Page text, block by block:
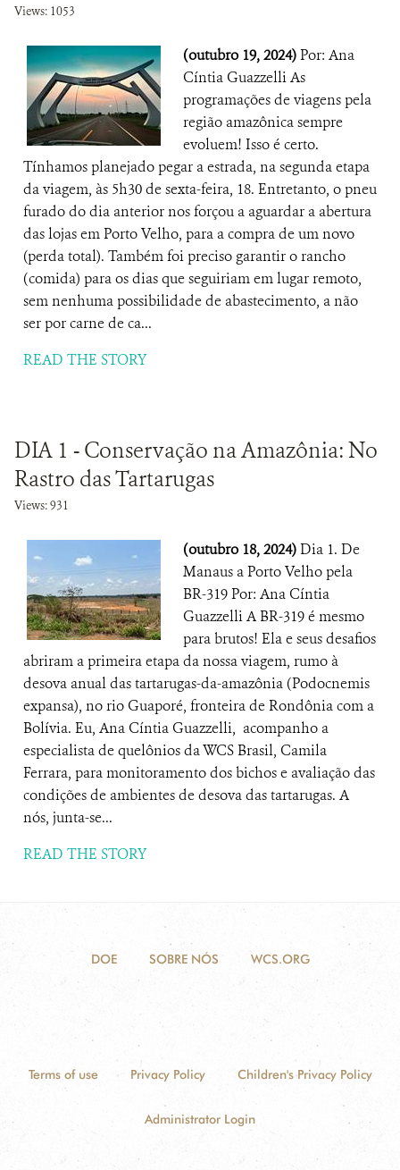
Views: 1053
(outubro 19, 2024)Por: Ana
Cíntia Guazzelli As
programações de viagens pela
região amazônica sempre
evoluem! Isso é certo.
Tínhamos planejado pegar a estrada, na segunda etapa
da viagem, às 5h30 de sexta-feira, 18. Entretanto, o pneu
furado do dia anterior nos forçou a aguardar a abertura
das lojas em Porto Velho, para a compra de um novo
(perda total). Também foi preciso garantir o rancho
(comida) para os dias que seguiriam em lugar remoto,
sem nenhuma possibilidade de abastecimento, a não
ser por carne de ca...
READ THE STORY
DIA 1 - Conservação na Amazônia: No
Rastro das Tartarugas
Views: 931
(outubro 18, 2024)Dia 1. De
Manaus a Porto Velho pela
BR-319 Por: Ana Cíntia
Guazzelli A BR-319 é mesmo
para brutos! Ela e seus desafios
abriram a primeira etapa da nossa viagem, rumo à
desova anual das tartarugas-da-amazônia (Podocnemis
expansa), no rio Guaporé, fronteira de Rondônia com a
Bolívia. Eu, Ana Cíntia Guazzelli, acompanho a
especialista de quelônios da WCS Brasil, Camila
Ferrara, para monitoramento dos bichos e avaliação das
condições de ambientes de desova das tartarugas. A
nós, junta-se...
READ THE STORY
DOE SOBRE NÓS WCS.ORG
Terms of use Privacy Policy Children's Privacy Policy
Administrator Login